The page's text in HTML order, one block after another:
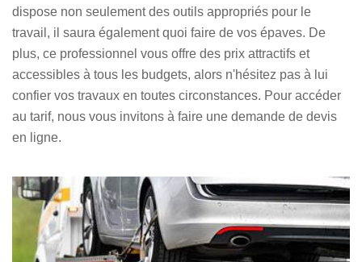
dispose non seulement des outils appropriés pour le
travail, il saura également quoi faire de vos épaves. De
plus, ce professionnel vous offre des prix attractifs et
accessibles à tous les budgets, alors n'hésitez pas à lui
confier vos travaux en toutes circonstances. Pour accéder
au tarif, nous vous invitons à faire une demande de devis
en ligne.